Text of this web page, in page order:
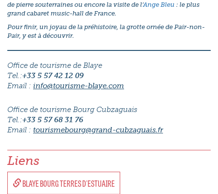
de pierre souterraines ou encore la visite de l’Ange Bleu : le plus
grand cabaret music-hall de France.
Pour finir, un joyau de la préhistoire, la grotte ornée de Pair-non-
Pair, y est à découvrir.
Office de tourisme de Blaye
Tel.:+33 5 57 42 12 09
Email : info@tourisme-blaye.com
Office de tourisme Bourg Cubzaguais
Tel.:+33 5 57 68 31 76
Email : tourismebourg@grand-cubzaguais.fr
Liens
BLAYE BOURG TERRES D'ESTUAIRE